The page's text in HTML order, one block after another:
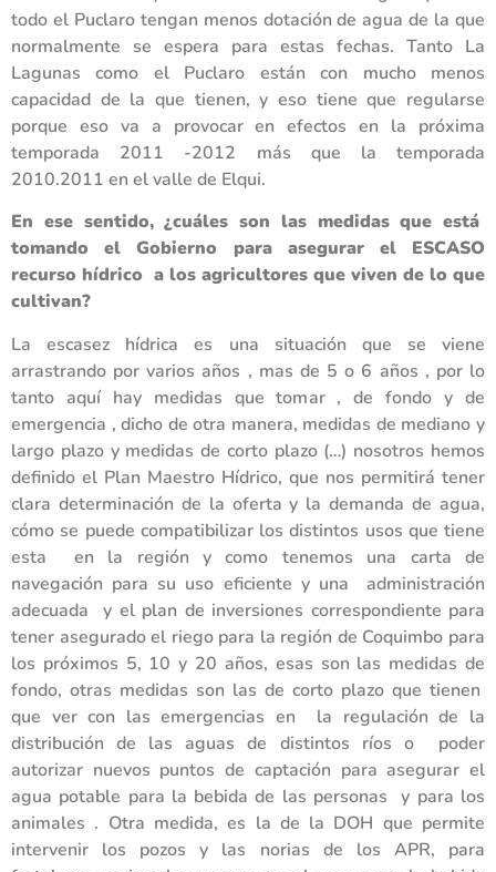
todo el Puclaro tengan menos dotación de agua de la que
normalmente se espera para estas fechas. Tanto La
Lagunas como el Puclaro están con mucho menos
capacidad de la que tienen, y eso tiene que regularse
porque eso va a provocar en efectos en la próxima
temporada 2011 -2012 más que la temporada
2010.2011 en el valle de Elqui.
En ese sentido, ¿cuáles son las medidas que está
tomando el Gobierno para asegurar el ESCASO
recurso hídrico a los agricultores que viven de lo que
cultivan?
La escasez hídrica es una situación que se viene
arrastrando por varios años , mas de 5 o 6 años , por lo
tanto aquí hay medidas que tomar , de fondo y de
emergencia , dicho de otra manera, medidas de mediano y
largo plazo y medidas de corto plazo (…) nosotros hemos
definido el Plan Maestro Hídrico, que nos permitirá tener
clara determinación de la oferta y la demanda de agua,
cómo se puede compatibilizar los distintos usos que tiene
esta en la región y como tenemos una carta de
navegación para su uso eficiente y una administración
adecuada y el plan de inversiones correspondiente para
tener asegurado el riego para la región de Coquimbo para
los próximos 5, 10 y 20 años, esas son las medidas de
fondo, otras medidas son las de corto plazo que tienen
que ver con las emergencias en la regulación de la
distribución de las aguas de distintos ríos o poder
autorizar nuevos puntos de captación para asegurar el
agua potable para la bebida de las personas y para los
animales . Otra medida, es la de la DOH que permite
intervenir los pozos y las norias de los APR, para